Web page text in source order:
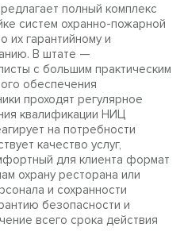
полный комплекс
систем охранно-пожарной
их гарантийному и
В штате —
с большим практическим
обеспечения
проходят регулярное
квалификации НИЦ
на потребности
качество услуг,
для клиента формат
охрану ресторана или
и сохранности
безопасности и
всего срока действия